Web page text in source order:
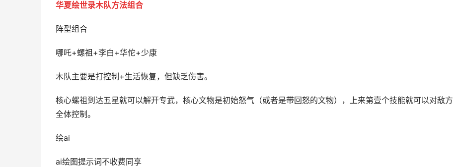
华夏绘世录木队方法组合
阵型组合
哪吒+螺祖+李白+华佗+少康
木队主要是打控制+生活恢复，但缺乏伤害。
核心螺祖到达五星就可以解开专武，核心文物是初始怒气（或者是带回怒的文物），上来第壹个技能就可以对敌方
全体控制。
绘ai
ai绘图提示词不收费同享